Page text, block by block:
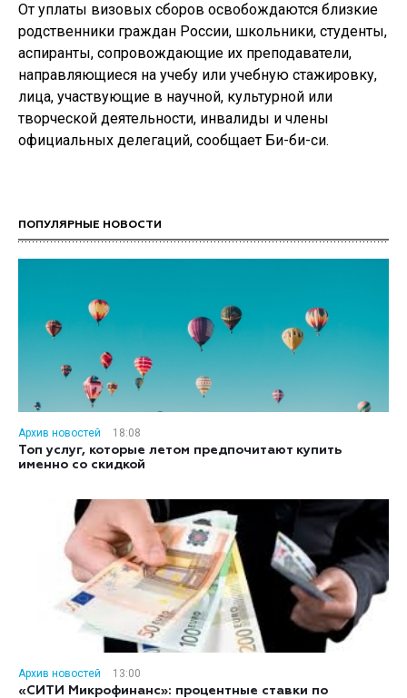
От уплаты визовых сборов освобождаются близкие
родственники граждан России, школьники, студенты,
аспиранты, сопровождающие их преподаватели,
направляющиеся на учебу или учебную стажировку,
лица, участвующие в научной, культурной или
творческой деятельности, инвалиды и члены
официальных делегаций, сообщает Би-би-си.
ПОПУЛЯРНЫЕ НОВОСТИ
Архив новостей
18:08
Топ услуг, которые летом предпочитают купить
именно со скидкой
Архив новостей
13:00
«СИТИ Микрофинанс»: процентные ставки по